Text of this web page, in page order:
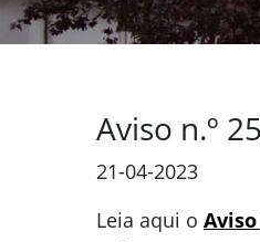
Aviso n.º
21-04-2023
Leia aqui o Aviso